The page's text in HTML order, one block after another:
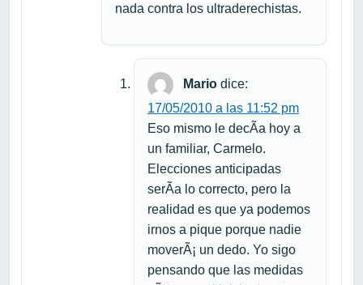
nada contra los ultraderechistas.
Mario dice:
17/05/2010 a las 11:52 pm
Eso mismo le decÃ­a hoy a
un familiar, Carmelo.
Elecciones anticipadas
serÃ­a lo correcto, pero la
realidad es que ya podemos
irnos a pique porque nadie
moverÃ¡ un dedo. Yo sigo
pensando que las medidas